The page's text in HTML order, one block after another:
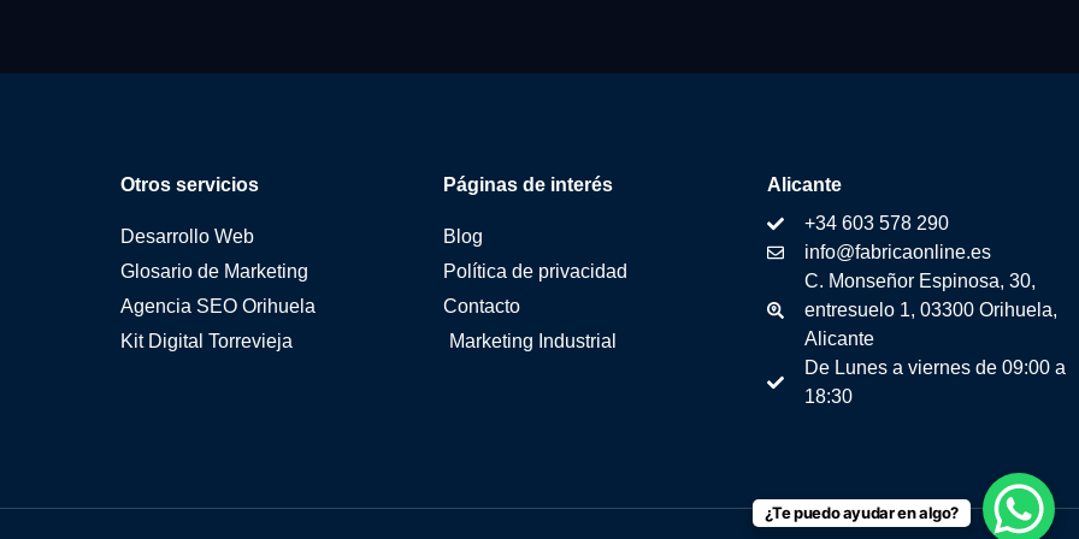
Otros servicios
Desarrollo Web
Glosario de Marketing
Agencia SEO Orihuela
Kit Digital Torrevieja
Páginas de interés
Blog
Política de privacidad
Contacto
Marketing Industrial
Alicante
+34 603 578 290
info@fabricaonline.es
C. Monseñor Espinosa, 30,
entresuelo 1, 03300 Orihuela,
Alicante
De Lunes a viernes de 09:00 a
18:30
¿Te puedo ayudar en algo?